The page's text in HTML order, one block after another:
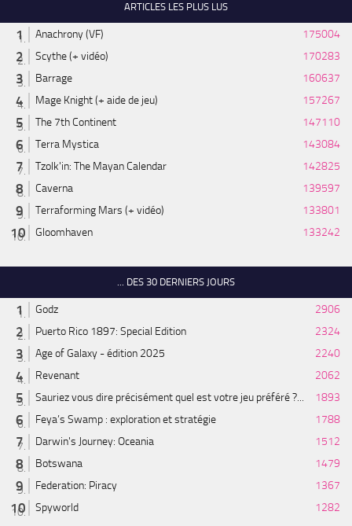
ARTICLES LES PLUS LUS
Anachrony (VF)
175004
Scythe (+ vidéo)
170283
Barrage
160637
Mage Knight (+ aide de jeu)
157267
The 7th Continent
147110
Terra Mystica
143084
Tzolk'in: The Mayan Calendar
142825
Caverna
139597
Terraforming Mars (+ vidéo)
133801
Gloomhaven
133242
... DES 30 DERNIERS JOURS
Godz
2906
Puerto Rico 1897: Special Edition
2324
Age of Galaxy - édition 2025
2240
Revenant
2062
Sauriez vous dire précisément quel est votre jeu préféré ?...
1893
Feya’s Swamp : exploration et stratégie
1788
Darwin's Journey: Oceania
1512
Botswana
1479
Federation: Piracy
1367
Spyworld
1282